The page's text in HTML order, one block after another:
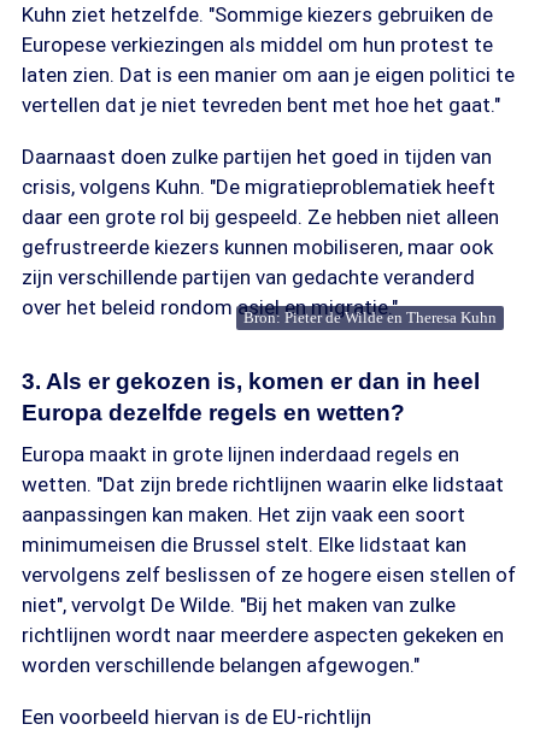
Kuhn ziet hetzelfde. "Sommige kiezers gebruiken de
Europese verkiezingen als middel om hun protest te
laten zien. Dat is een manier om aan je eigen politici te
vertellen dat je niet tevreden bent met hoe het gaat."
Daarnaast doen zulke partijen het goed in tijden van
crisis, volgens Kuhn. "De migratieproblematiek heeft
daar een grote rol bij gespeeld. Ze hebben niet alleen
gefrustreerde kiezers kunnen mobiliseren, maar ook
zijn verschillende partijen van gedachte veranderd
over het beleid rondom asiel en migratie."
Bron: Pieter de Wilde en Theresa Kuhn
3. Als er gekozen is, komen er dan in heel
Europa dezelfde regels en wetten?
Europa maakt in grote lijnen inderdaad regels en
wetten. "Dat zijn brede richtlijnen waarin elke lidstaat
aanpassingen kan maken. Het zijn vaak een soort
minimumeisen die Brussel stelt. Elke lidstaat kan
vervolgens zelf beslissen of ze hogere eisen stellen of
niet", vervolgt De Wilde. "Bij het maken van zulke
richtlijnen wordt naar meerdere aspecten gekeken en
worden verschillende belangen afgewogen."
Een voorbeeld hiervan is de EU-richtlijn